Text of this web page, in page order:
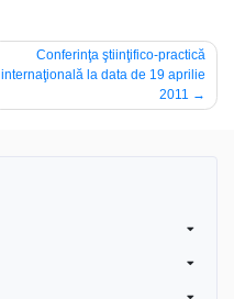
Conferinţa ştiinţifico-practică
internaţională la data de 19 aprilie
2011